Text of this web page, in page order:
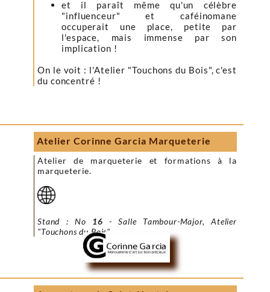
et il paraît même qu'un célèbre
"influenceur" et caféinomane
occuperait une place, petite par
l'espace, mais immense par son
implication !
On le voit : l'Atelier "Touchons du Bois", c'est
du concentré !
Atelier Corinne Garcia Marqueterie
Atelier de marqueterie et formations à la
marqueterie.
Stand : No 16 - Salle Tambour-Major, Atelier
"Touchons du Bois"